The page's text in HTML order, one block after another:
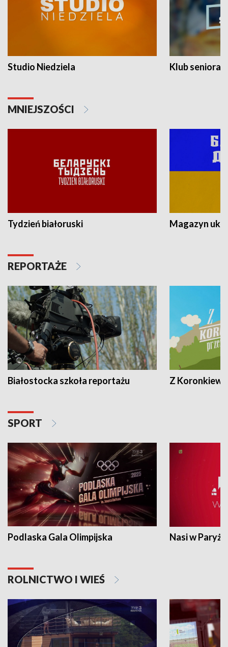
Studio Niedziela Klub seniora
MNIEJSZOŚCI
Tydzień białoruski Magazyn
REPORTAŻE
Białostocka szkoła reportażu Z
SPORT
Podlaska Gala Olimpijska Nasi w Paryżu
ROLNICTWO I WIEŚ